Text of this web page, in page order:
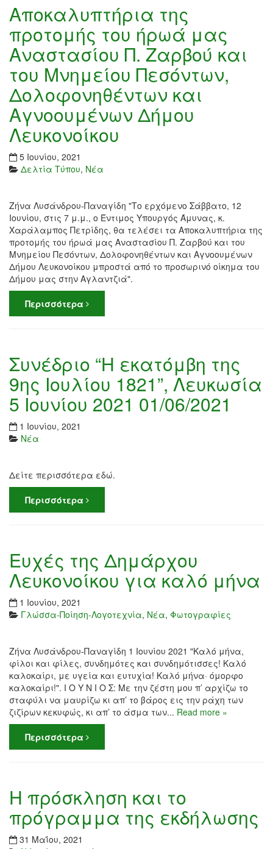
Αποκαλυπτήρια της
προτομής του ήρωά μας
Αναστασίου Π. Ζαρβού και
του Μνημείου Πεσόντων,
Δολοφονηθέντων και
Αγνοουμένων Δήμου
Λευκονοίκου
5 Ιουνίου, 2021
Δελτία Τύπου, Νέα
Ζήνα Λυσάνδρου-Παναγίδη "Το ερχόμενο Σάββατο, 12
Ιουνίου, στις 7 μ.μ., ο Έντιμος Υπουργός Άμυνας, κ.
Χαράλαμπος Πετρίδης, θα τελέσει τα Αποκαλυπτήρια της
προτομής του ήρωά μας Αναστασίου Π. Ζαρβού και του
Μνημείου Πεσόντων, Δολοφονηθέντων και Αγνοουμένων
Δήμου Λευκονοίκου μπροστά από το προσωρινό οίκημα του
Δήμου μας στην Αγλαντζιά".
Περισσότερα
Συνέδριο “Η εκατόμβη της
9ης Ιουλίου 1821”, Λευκωσία
5 Ιουνίου 2021 01/06/2021
1 Ιουνίου, 2021
Νέα
Δείτε περισσότερα εδώ.
Περισσότερα
Ευχές της Δημάρχου
Λευκονοίκου για καλό μήνα
1 Ιουνίου, 2021
Γλώσσα-Ποίηση-Λογοτεχνία, Νέα, Φωτογραφίες
Ζήνα Λυσάνδρου-Παναγίδη 1 Ιουνίου 2021 "Καλό μήνα,
φίλοι και φίλες, συνδημότες και συνδημότισσες! Καλό
καλοκαίρι, με υγεία και ευτυχία! Καλό μήνα· όμορφο
καλοκαίρι!". Ι Ο Υ Ν Ι Ο Σ: Με την ζέστη μου π’ αρχίζω το
σταφύλι να μαυρίζω κι απ’ το βάρος εις την ράχη των
ζιζίρων κεκυφώς, κι απ’ το άσμα των... Read more »
Περισσότερα
Η πρόσκληση και το
πρόγραμμα της εκδήλωσης
31 Μαΐου, 2021